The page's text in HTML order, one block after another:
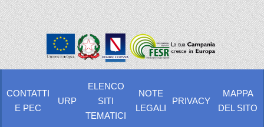
CONTATTI
E PEC
URP
ELENCO
SITI
TEMATICI
NOTE
LEGALI
PRIVACY
MAPPA
DEL SITO